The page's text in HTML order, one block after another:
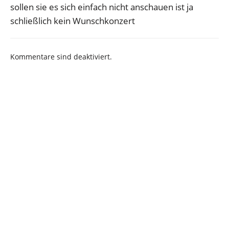
sollen sie es sich einfach nicht anschauen ist ja
schließlich kein Wunschkonzert
Kommentare sind deaktiviert.